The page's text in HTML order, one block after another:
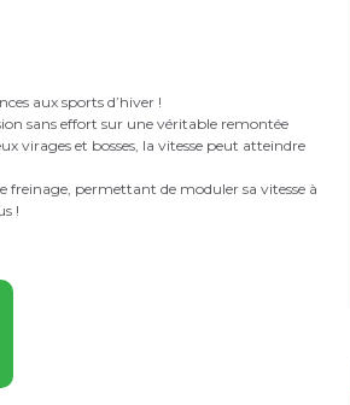
aux sports d’hiver !
sans effort sur une véritable remontée
virages et bosses, la vitesse peut atteindre
freinage, permettant de moduler sa vitesse à
!